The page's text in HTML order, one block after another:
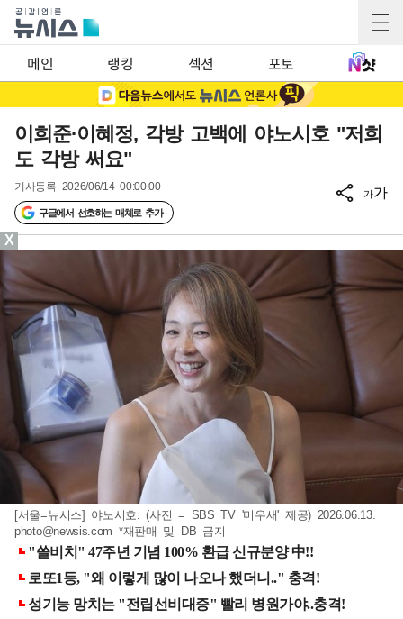
메인 랭킹 섹션 포토
이희준·이혜정, 각방 고백에 야노시호 "저희
도 각방 써요"
기사등록 2026/06/14 00:00:00
구글에서 선호하는 매체로 추가
가가
[서울=뉴시스] 야노시호. (사진 = SBS TV '미우새' 제공) 2026.06.13.
photo@newsis.com *재판매 및 DB 금지
X